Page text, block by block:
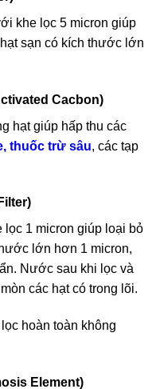
khe lọc 5 micron giúp
sạn có kích thước lớn
Cacbon)
hạt giúp hấp thu các
thuốc trừ sâu, các tạp
1 micron giúp loại bỏ
lớn hơn 1 micron,
Nước sau khi lọc và
các hạt có trong lõi.
hoàn toàn không
Element)